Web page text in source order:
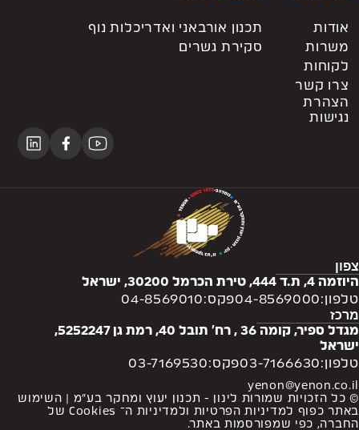
אודות
משרות
לקוחות
צרו קשר
הצהרת
נגישות
תכנון אורבאני ואדריכלות נוף
סקירת גשרים
צפון
היוזמה 4, ת.ד 444, טירת הכרמל 30200, ישראל
טלפון:04-8569000פקס:04-8569010
מרכז
מגדל ספיר, קומה 36 , רח' תובל 40, רמת גן 5252247,
ישראל
טלפון:03-7166630פקס:03-7169530
yenon@yenon.co.il
© כל הזכויות שמורות לינון - תכנון יעוץ ומחקר בע”מ | השימוש
באתר כפוף למדיניות הפרטיות ולמדיניות ה־ Cookies
של
החברה, כפי שמפורסמות באתר.